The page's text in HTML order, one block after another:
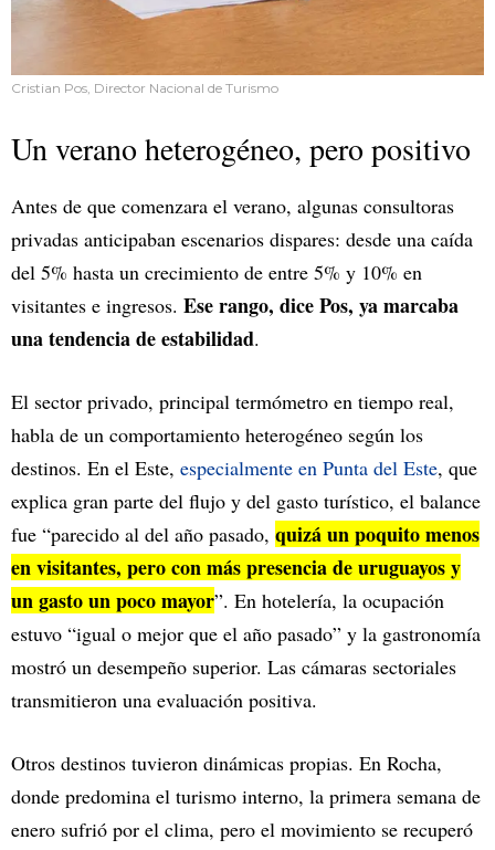
Cristian Pos, Director Nacional de Turismo
Un verano heterogéneo, pero positivo
Antes de que comenzara el verano, algunas consultoras
privadas anticipaban escenarios dispares: desde una caída
del 5% hasta un crecimiento de entre 5% y 10% en
visitantes e ingresos. Ese rango, dice Pos, ya marcaba
una tendencia de estabilidad.
El sector privado, principal termómetro en tiempo real,
habla de un comportamiento heterogéneo según los
destinos. En el Este, especialmente en Punta del Este, que
explica gran parte del flujo y del gasto turístico, el balance
fue “parecido al del año pasado, quizá un poquito menos
en visitantes, pero con más presencia de uruguayos y
un gasto un poco mayor”. En hotelería, la ocupación
estuvo “igual o mejor que el año pasado” y la gastronomía
mostró un desempeño superior. Las cámaras sectoriales
transmitieron una evaluación positiva.
Otros destinos tuvieron dinámicas propias. En Rocha,
donde predomina el turismo interno, la primera semana de
enero sufrió por el clima, pero el movimiento se recuperó